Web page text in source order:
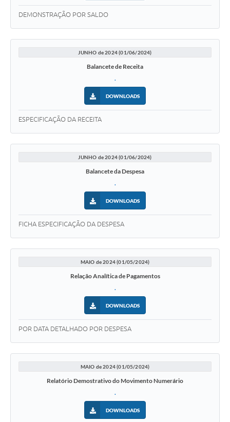
DEMONSTRAÇÃO POR SALDO
JUNHO de 2024 (01/06/2024)
Balancete de Receita
.
DOWNLOADS
ESPECIFICAÇÃO DA RECEITA
JUNHO de 2024 (01/06/2024)
Balancete da Despesa
.
DOWNLOADS
FICHA ESPECIFICAÇÃO DA DESPESA
MAIO de 2024 (01/05/2024)
Relação Analítica de Pagamentos
.
DOWNLOADS
POR DATA DETALHADO POR DESPESA
MAIO de 2024 (01/05/2024)
Relatório Demostrativo do Movimento Numerário
.
DOWNLOADS